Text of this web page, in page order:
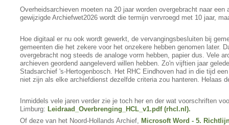
Overheidsarchieven moeten na 20 jaar worden overgebracht naar
gewijzigde Archiefwet2026 wordt die termijn vervroegd met 10 jaar,
Hoe digitaal er nu ook wordt gewerkt, de vervangingsbesluiten bij
gemeenten die het zekere voor het onzekere hebben genomen later.
overgebracht nog steeds de analoge vorm hebben, papier dus. Vele
archieven geordend aangeleverd willen hebben. Zo'n vijftien jaar
Stadsarchief 's-Hertogenbosch. Het RHC Eindhoven had in die tijd
niet zijn als elke archiefdienst dezelfde criteria zou hanteren. Helaas
Inmiddels vele jaren verder zie je toch her en der wat voorschriften
Limburg: Leidraad_Overbrenging_HCL_v1.pdf (rhcl.nl).
Of deze van het Noord-Hollands Archief, Microsoft Word - 5.